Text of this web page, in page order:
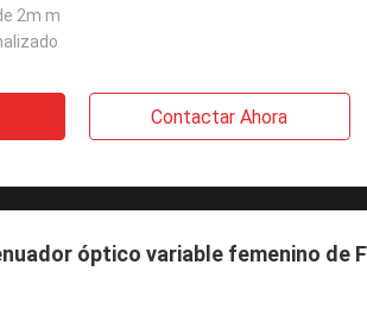
2m m
Contactar Ahora
óptico variable femenino de